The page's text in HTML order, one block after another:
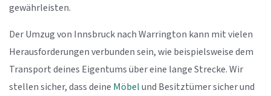
gewährleisten.
Der Umzug von Innsbruck nach Warrington kann mit vielen
Herausforderungen verbunden sein, wie beispielsweise dem
Transport deines Eigentums über eine lange Strecke. Wir
stellen sicher, dass deine Möbelund Besitztümer sicher und